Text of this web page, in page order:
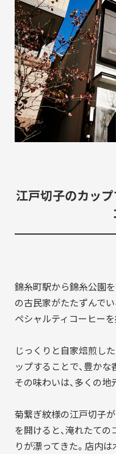
SUSTAINABLE
持続可能性
ORIGINALITY
独自性
SDGs
デザイナー
グッドデザイン
フロン
クラウドファ
ベスト
江戸切子のカッ
錦糸町駅から錦糸公園
の古民家がたたずんで
ペシャルティコーヒーを
じっくりと自家焙煎し
ップすることで、豊か
その味わいは、多くの地
菊繋ぎ紋様の江戸切子
を開けると、淹れたて
りが漂ってきた。店内